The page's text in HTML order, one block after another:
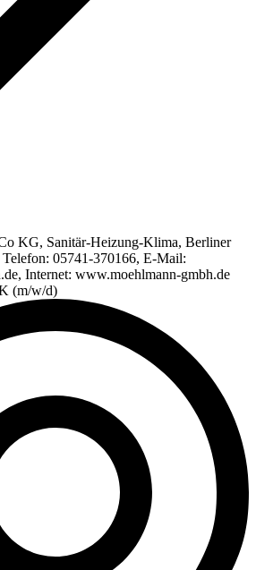
KG, Sanitär-Heizung-Klima, Berliner
05741-370166, E-Mail:
Internet: www.moehlmann-gmbh.de
(m/w/d)